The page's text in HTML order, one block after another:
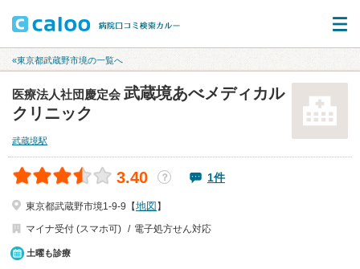
«東京都武蔵野市境の一覧へ
医療法人社団慶定会 武蔵境あべメディカル
クリニック
武蔵境駅
3.40 ？ 1件
東京都武蔵野市境1-9-9【地図 】
マイナ受付 (スマホ可)
電子処方せん対応
土曜も診療